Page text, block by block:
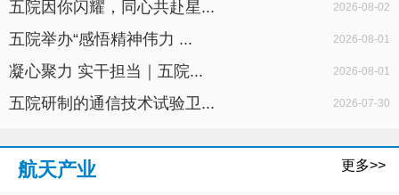
五院因你闪耀，同心共赴星... 2026-08-02
五院举办“感悟精神伟力 ... 2026-08-01
凝心聚力 实干担当｜五院... 2026-08-01
五院研制的通信技术试验卫... 2026-07-30
航天产业 更多>>